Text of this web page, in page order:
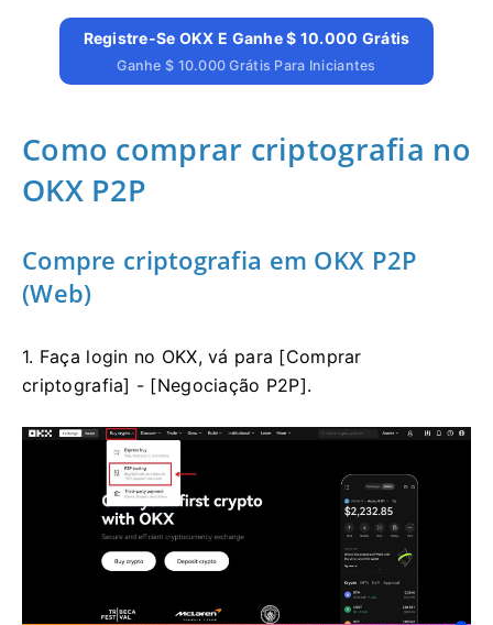
Registre-Se OKX E Ganhe $ 10.000 Grátis
Ganhe $ 10.000 Grátis Para Iniciantes
Como comprar criptografia no
OKX P2P
Compre criptografia em OKX P2P
(Web)
1. Faça login no OKX, vá para [Comprar
criptografia] - [Negociação P2P].